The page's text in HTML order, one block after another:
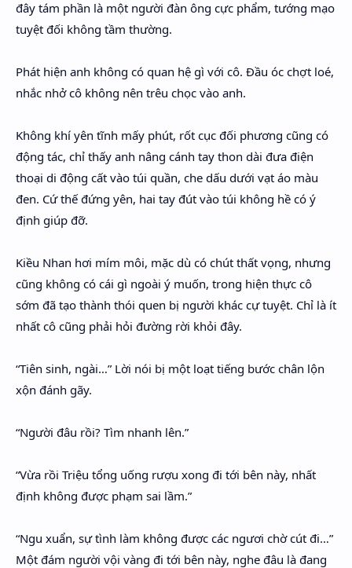
đây tám phần là một người đàn ông cực phẩm, tướng mạo
tuyệt đối không tầm thường.
Phát hiện anh không có quan hệ gì với cô. Đầu óc chợt loé,
nhắc nhở cô không nên trêu chọc vào anh.
Không khí yên tĩnh mấy phút, rốt cục đối phương cũng có
động tác, chỉ thấy anh nâng cánh tay thon dài đưa điện
thoại di động cất vào túi quần, che dấu dưới vạt áo màu
đen. Cứ thế đứng yên, hai tay đút vào túi không hề có ý
định giúp đỡ.
Kiều Nhan hơi mím môi, mặc dù có chút thất vọng, nhưng
cũng không có cái gì ngoài ý muốn, trong hiện thực cô
sớm đã tạo thành thói quen bị người khác cự tuyệt. Chỉ là ít
nhất cô cũng phải hỏi đường rời khỏi đây.
“Tiên sinh, ngài…” Lời nói bị một loạt tiếng bước chân lộn
xộn đánh gãy.
“Người đâu rồi? Tìm nhanh lên.”
“Vừa rồi Triệu tổng uống rượu xong đi tới bên này, nhất
định không được phạm sai lầm.”
“Ngu xuẩn, sự tình làm không được các ngươi chờ cút đi…”
Một đám người vội vàng đi tới bên này, nghe đâu là đang